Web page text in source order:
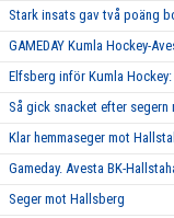
Stark insats gav två poäng
GAMEDAY Kumla Hockey-
Elfsberg inför Kumla
Så gick snacket efter segern
Klar hemmaseger mot
Gameday. Avesta BK-
Seger mot Hallsberg